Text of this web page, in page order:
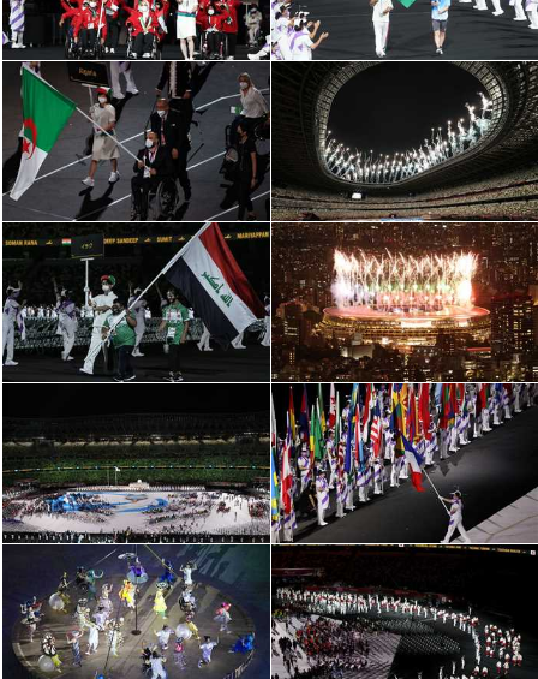
أقسام
الكرة المصرية
الدوري المصري
الكرة الأوروبية
الكرة الإفريقية
منتخب مصر
سعودي في الجول
الدوري الإنجليزي
الدوري الإسباني
دوري أبطال أوروبا
القسم الثاني
أمم إفريقيا
كرة السلة الأمريكية